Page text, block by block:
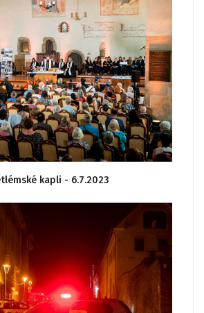
kapli - 6.7.2023